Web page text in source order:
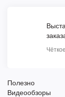
Полезно
Видеообзоры